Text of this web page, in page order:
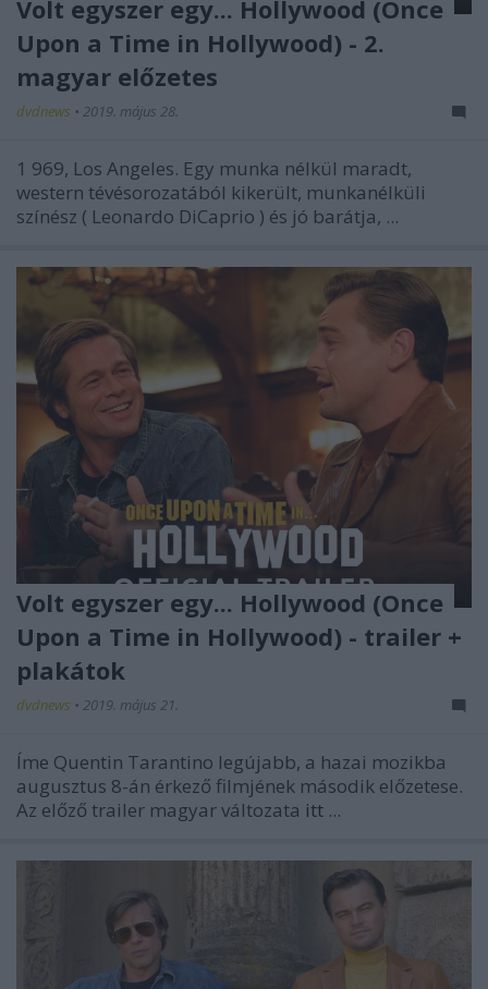
Volt egyszer egy... Hollywood (Once
Upon a Time in Hollywood) - 2.
magyar előzetes
dvdnews • 2019. május 28.
1 969, Los Angeles. Egy munka nélkül maradt,
western tévésorozatából kikerült, munkanélküli
színész ( Leonardo DiCaprio ) és jó barátja, ...
Volt egyszer egy... Hollywood (Once
Upon a Time in Hollywood) - trailer +
plakátok
dvdnews • 2019. május 21.
Íme Quentin Tarantino legújabb, a hazai mozikba
augusztus 8-án érkező filmjének második előzetese.
Az előző trailer magyar változata itt ...